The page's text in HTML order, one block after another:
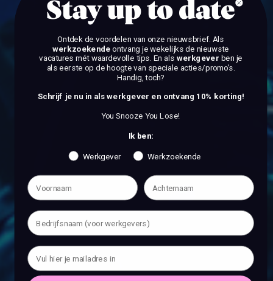
Stay up to date
Ontdek de voordelen van onze nieuwsbrief. Als
werkzoekendeontvang je wekelijks de nieuwste
vacatures mét waardevolle tips. En als werkgever ben je
als eerste op de hoogte van speciale acties/promo's.
Handig, toch?
Schrijf je nu in als werkgever en ontvang 10% korting!
You Snooze You Lose!
Ik ben:
Werkgever Werkzoekende